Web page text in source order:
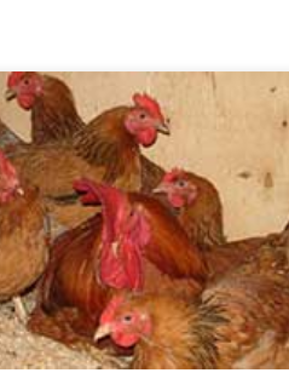
для получения необходимого
гибридных яиц.
родительского стада на
потребностью в
для получения необходимой партии
зависит от размеров помещений
яйценоскости, выхода
использования
стада составляет от 8 до […]